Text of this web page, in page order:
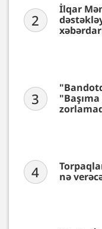
2
İlqar
3
4
nə